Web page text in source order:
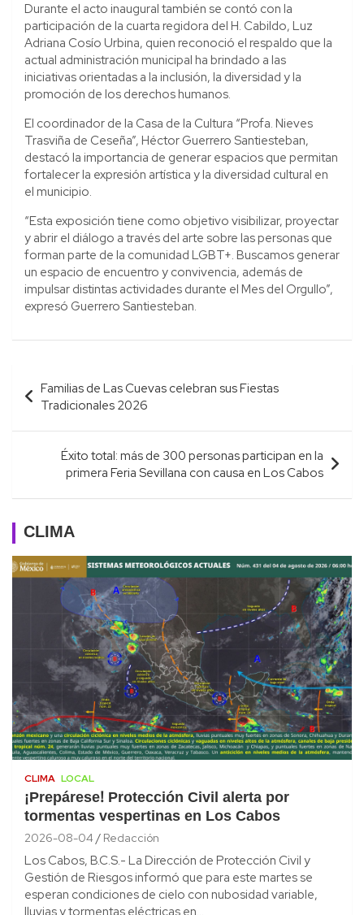
Durante el acto inaugural también se contó con la
participación de la cuarta regidora del H. Cabildo, Luz
Adriana Cosío Urbina, quien reconoció el respaldo que la
actual administración municipal ha brindado a las
iniciativas orientadas a la inclusión, la diversidad y la
promoción de los derechos humanos.
El coordinador de la Casa de la Cultura “Profa. Nieves
Trasviña de Ceseña”, Héctor Guerrero Santiesteban,
destacó la importancia de generar espacios que permitan
fortalecer la expresión artística y la diversidad cultural en
el municipio.
“Esta exposición tiene como objetivo visibilizar, proyectar
y abrir el diálogo a través del arte sobre las personas que
forman parte de la comunidad LGBT+. Buscamos generar
un espacio de encuentro y convivencia, además de
impulsar distintas actividades durante el Mes del Orgullo”,
expresó Guerrero Santiesteban.
Navegación
de
entradas
Familias de Las Cuevas celebran sus Fiestas
Tradicionales 2026
Éxito total: más de 300 personas participan en la
primera Feria Sevillana con causa en Los Cabos
CLIMA
CLIMA LOCAL
¡Prepárese! Protección Civil alerta por
tormentas vespertinas en Los Cabos
2026-08-04 Redacción
Los Cabos, B.C.S.- La Dirección de Protección Civil y
Gestión de Riesgos informó que para este martes se
esperan condiciones de cielo con nubosidad variable,